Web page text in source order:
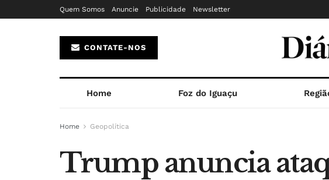
Quem Somos Anuncie Publicidade Newsletter
CONTATE-NOS
Home Foz do Iguaçu
Home Geopolítica
Trump anuncia